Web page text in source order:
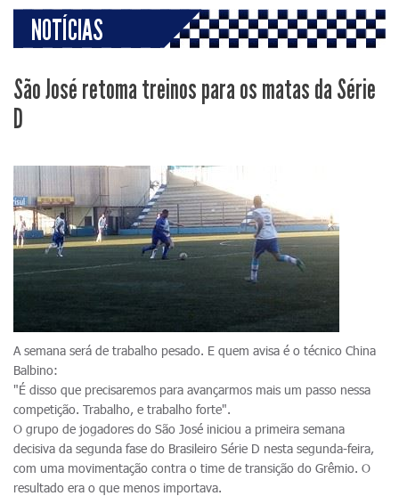
NOTÍCIAS
São José retoma treinos para os matas da Série
D
A semana será de trabalho pesado. E quem avisa é o técnico China
Balbino:
"É disso que precisaremos para avançarmos mais um passo nessa
competição. Trabalho, e trabalho forte".
O grupo de jogadores do São José iniciou a primeira semana
decisiva da segunda fase do Brasileiro Série D nesta segunda-feira,
com uma movimentação contra o time de transição do Grêmio. O
resultado era o que menos importava.